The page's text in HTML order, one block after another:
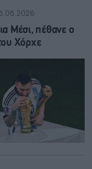
Μέσι, πέθανε ο
Χόρχε